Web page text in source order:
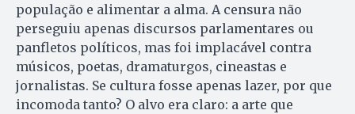
população e alimentar a alma. A censura não
perseguiu apenas discursos parlamentares ou
panfletos políticos, mas foi implacável contra
músicos, poetas, dramaturgos, cineastas e
jornalistas. Se cultura fosse apenas lazer, por que
incomoda tanto? O alvo era claro: a arte que